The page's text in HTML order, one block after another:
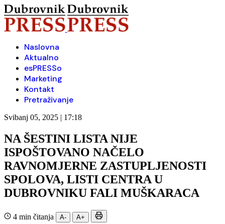
Naslovna
Aktualno
esPRESSo
Marketing
Kontakt
Pretraživanje
Svibanj 05, 2025 | 17:18
NA ŠESTINI LISTA NIJE
ISPOŠTOVANO NAČELO
RAVNOMJERNE ZASTUPLJENOSTI
SPOLOVA, LISTI CENTRA U
DUBROVNIKU FALI MUŠKARACA
4 min čitanja A- A+